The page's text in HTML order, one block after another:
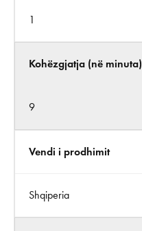
1
Kohëzgjatja (në minuta)
9
Vendi i prodhimit
Shqiperia